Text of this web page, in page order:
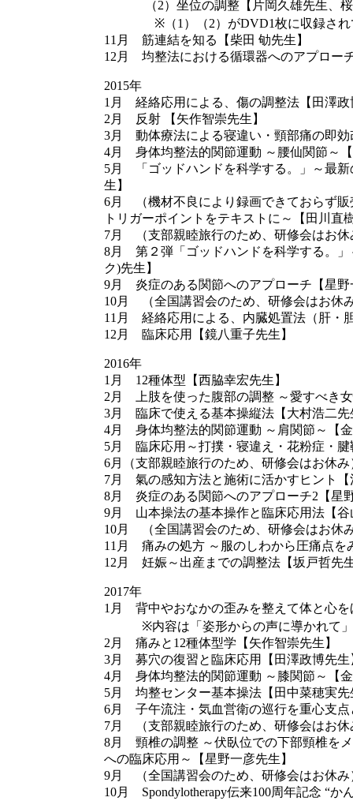
（2）坐位の調整【片岡久雄先生、桜
※（1）（2）がDVD1枚に収録され
11月 筋連結を知る【柴田 劬先生】
12月 均整法における循環器へのアプロー
2015年
1月 経絡応用による、傷の調整法【田澤政
2月 反射 【矢作智崇先生】
3月 動体療法による寝違い・頸部痛の即効
4月 身体均整法的関節運動 ～腰仙関節～
5月 「ゴッドハンドを科学する。」～最
生】
6月 （機材不良により録画できておらず販
トリガーポイントをテキストに～【田川直
7月 （支部親睦旅行のため、研修会はお休
8月 第２弾「ゴッドハンドを科学する。」
ク)先生】
9月 炎症のある関節へのアプローチ【星野
10月 （全国講習会のため、研修会はお休
11月 経絡応用による、内臓処置法（肝・
12月 臨床応用【鏡八重子先生】
2016年
1月 12種体型【西脇幸宏先生】
2月 上肢を使った腹部の調整 ～愛すべき
3月 臨床で使える基本操縦法【大村浩二先
4月 身体均整法的関節運動 ～肩関節～【
5月 臨床応用～打撲・寝違え・花粉症・腱
6月（支部親睦旅行のため、研修会はお休み
7月 氣の感知方法と施術に活かすヒント【
8月 炎症のある関節へのアプローチ2【星
9月 山本操法の基本操作と臨床応用法【谷
10月 （全国講習会のため、研修会はお休
11月 痛みの処方 ～服のしわから圧痛点を
12月 妊娠～出産までの調整法【坂戸哲先
2017年
1月 背中やおなかの歪みを整えて体と心を
※内容は「姿形からの声に導かれて」
2月 痛みと12種体型学【矢作智崇先生】
3月 募穴の復習と臨床応用【田澤政博先生
4月 身体均整法的関節運動 ～膝関節～【
5月 均整センター基本操法【田中菜穂実先
6月 子午流注・気血営衛の巡行を重心支
7月 （支部親睦旅行のため、研修会はお休
8月 頸椎の調整 ～伏臥位での下部頸椎を
への臨床応用～【星野一彦先生】
9月 （全国講習会のため、研修会はお休み
10月 Spondylotherapy伝来100周年記念 “か